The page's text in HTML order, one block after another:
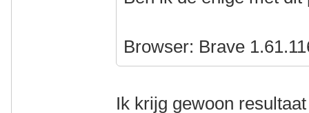
Browser: Brave
Ik krijg gewoon